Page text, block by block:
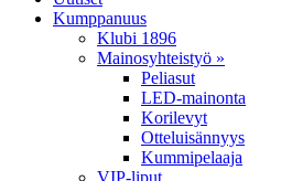
Kumppanuus
Klubi 1896
Mainosyhteistyö »
Peliasut
LED-mainonta
Korilevyt
Otteluisännyys
Kummipelaaja
VIP-liput